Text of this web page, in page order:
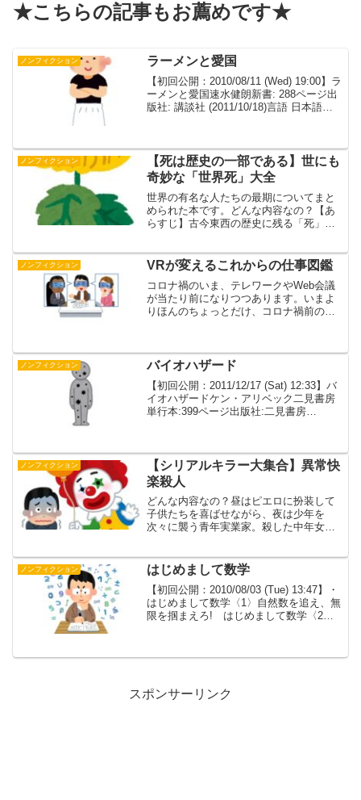
★こちらの記事もお薦めです★
ノンフィクション ラーメンと愛国
【初回公開：2010/08/11 (Wed) 19:00】ラ
ーメンと愛国速水健朗新書: 288ページ出
版社: 講談社 (2011/10/18)言語 日本語
ノンフィクション
【死は歴史の一部である】世にも
奇妙な「世界死」大全
世界の有名な人たちの最期についてまと
められた本です。どんな内容なの？【あ
らすじ】古今東西の歴史に残る「死」を
した人々の「死」は物語となって多くの
人々の心に生き続ける。し...
ノンフィクション VRが変えるこれからの仕事図鑑
コロナ禍のいま、テレワークやWeb会議
が当たり前になりつつあります。いまよ
りほんのちょっとだけ、コロナ禍前の話
くろう」の...
ノンフィクション バイオハザード
【初回公開：2011/12/17 (Sat) 12:33】バ
イオハザードケン・アリベック二見書房
単行本:399ページ出版社:二見書房
ノンフィクション
【シリアルキラー大集合】異常快
楽殺人
どんな内容なの？昼はピエロに扮装して
子供たちを喜ばせながら、夜は少年を
次々に襲う青年実業家。殺した中年女性
６０人を殺し、現在厳戒棟の中で神に祈
り続ける死刑囚…。無意識の...
ノンフィクション はじめまして数学
【初回公開：2010/08/03 (Tue) 13:47】・
はじめまして数学〈1〉自然数を追え、無
限を掴まえろ! はじめまして数学〈2〉
スポンサーリンク